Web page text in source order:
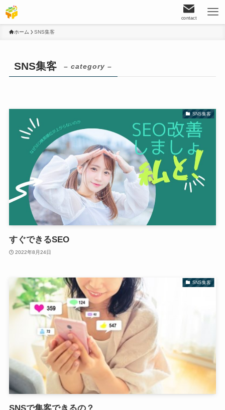
contact
ホーム SNS集客
SNS集客 – category –
SNS集客
すぐできるSEO
2022年8月24日
SNS集客